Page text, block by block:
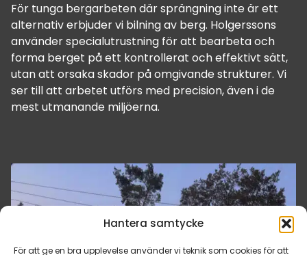
Hantera samtycke
För att ge en bra upplevelse använder vi teknik som cookies för att
För tunga bergarbeten där sprängning inte är ett
alternativ erbjuder vi bilning av berg. Holgerssons
använder specialutrustning för att bearbeta och
forma berget på ett kontrollerat och effektivt sätt,
utan att orsaka skador på omgivande strukturer. Vi
ser till att arbetet utförs med precision, även i de
mest utmanande miljöerna.